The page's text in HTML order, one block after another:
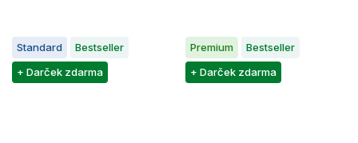
Standard
Bestseller
+ Darček zdarma
Premium
Bestseller
+ Darček zdarma